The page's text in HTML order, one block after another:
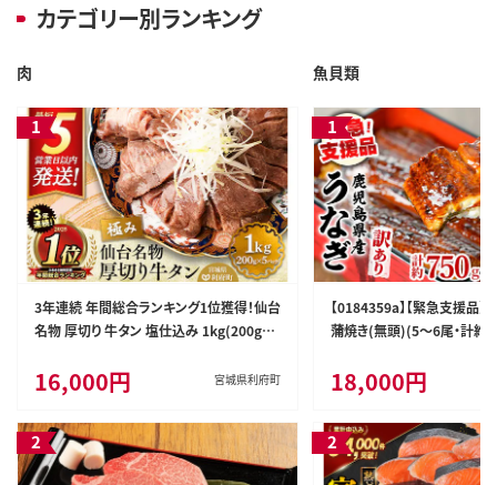
カテゴリー別ランキング
肉
3年連続 年間総合ランキング1位獲得！仙台
名物 厚切り 牛タン 塩仕込み 1kg(200g×
希少 部位 タン中 タン元 塩ダレ タレ 小分
け 仙台 名物 厚切 肉厚 おいしい 美味 牛
肉 焼肉 バーベキュー BBQ 宮城県 利府町
船田食品]
16,000円 宮城県利府町
魚貝類
【0184359a】【緊急支援品
蒲焼き(無頭)(5～6尾・計約
れ 鹿児島 ふるさと 人気 支
すみ】
18,000円